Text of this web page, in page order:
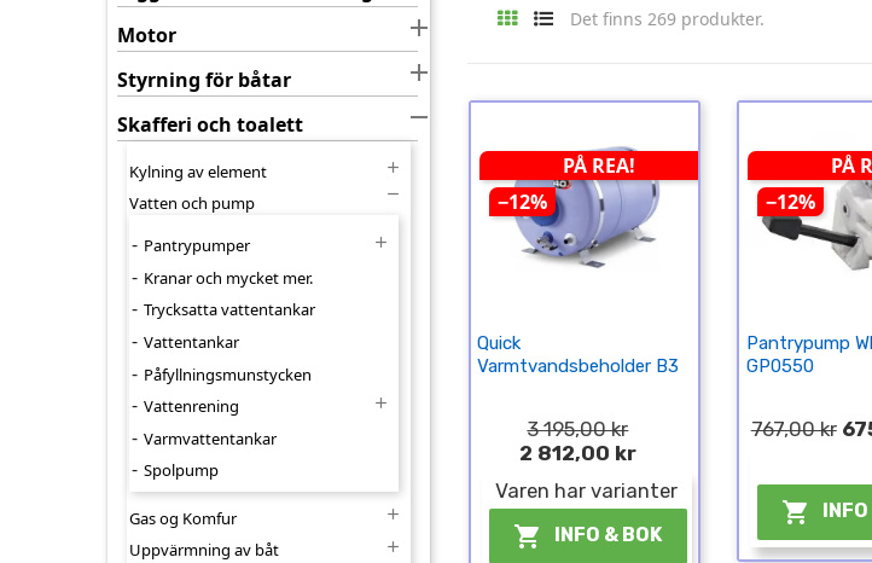
Motor 
Styrning för båtar 
Skafferi och toalett 
Kylning av element 
Vatten och pump 
Pantrypumper 
Kranar och mycket mer.
Trycksatta vattentankar
Vattentankar
Påfyllningsmunstycken
Vattenrening

Varmvattentankar
Spolpump
Gas og Komfur 
Uppvärmning av båt 
Det finns 269 produkter.
PÅ REA!
−12%
Quick
Varmtvandsbeholder B3
3 195,00 kr
2 812,00 kr
Varen har varianter
 INFO & BOK
PÅ
−12%
Pantrypump
GP0550
767,00 kr
